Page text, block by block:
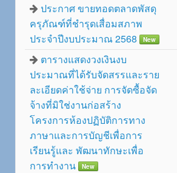
ประกาศ ขายทอดตลาดพัสดุ
ครุภัณฑ์ที่ชำรุดเสื่อมสภาพ
ประจำปีงบประมาณ 2568
New
ตารางแสดงวงเงินงบ
ประมาณที่ได้รับจัดสรรและราย
ละเอียดค่าใช้จ่าย การจัดซื้อจัด
จ้างที่มิใช่งานก่อสร้าง
โครงการห้องปฏิบัติการทาง
ภาษาและการบัญชีเพื่อการ
เรียนรู้และ พัฒนาทักษะเพื่อ
การทำงาน
New